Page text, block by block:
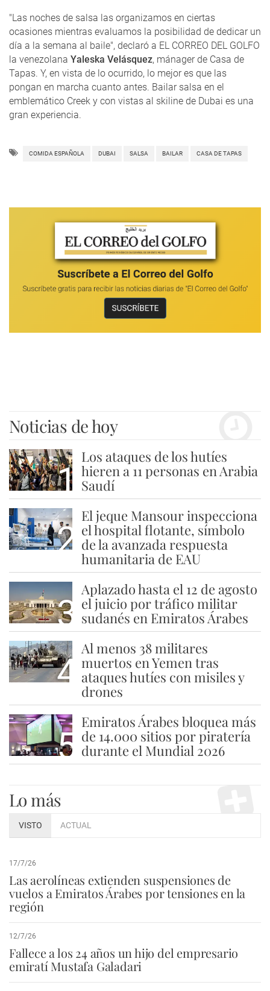
"Las noches de salsa las organizamos en ciertas
ocasiones mientras evaluamos la posibilidad de dedicar un
día a la semana al baile", declaró a EL CORREO DEL GOLFO
la venezolana Yaleska Velásquez, mánager de Casa de
Tapas. Y, en vista de lo ocurrido, lo mejor es que las
pongan en marcha cuanto antes. Bailar salsa en el
emblemático Creek y con vistas al skiline de Dubai es una
gran experiencia.
COMIDA ESPAÑOLA DUBAI SALSA BAILAR CASA DE TAPAS
Noticias de hoy
1
Los ataques de los hutíes
hieren a 11 personas en Arabia
Saudí
2
El jeque Mansour inspecciona
el hospital flotante, símbolo
de la avanzada respuesta
humanitaria de EAU
3
Aplazado hasta el 12 de agosto
el juicio por tráfico militar
sudanés en Emiratos Árabes
4
Al menos 38 militares
muertos en Yemen tras
ataques hutíes con misiles y
drones
5
Emiratos Árabes bloquea más
de 14.000 sitios por piratería
durante el Mundial 2026
Lo más
VISTO ACTUAL
17/7/26
Las aerolíneas extienden suspensiones de
vuelos a Emiratos Árabes por tensiones en la
región
12/7/26
Fallece a los 24 años un hijo del empresario
emiratí Mustafa Galadari